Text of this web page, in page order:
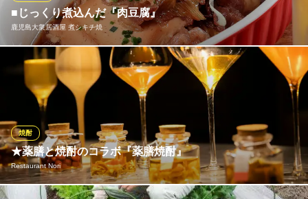
鹿児島市電（系統1）天文館通駅 徒歩3分
鹿児島県鹿児島市東千石町1-24 セイワ文化ビルB1
■じっくり煮込んだ『肉豆腐』
鹿児島大衆居酒屋 煮シキチ焼
じっくり煮込んで味を染み渡らせた絶品肉豆腐をご準備しており
ます♪お酒のアテにぴったりな一品。ご来店の際は是非ご注文頂き
たいひと品です。
鹿児島大衆居酒屋 煮シキチ焼
鹿児島中央の大衆酒場
鹿児島市電（系統2）高見橋駅 徒歩3分
鹿児島県鹿児島市中央町3-2 進ビル1F
★薬膳と焼酎のコラボ『薬膳焼酎』
Restaurant Nori
焼酎